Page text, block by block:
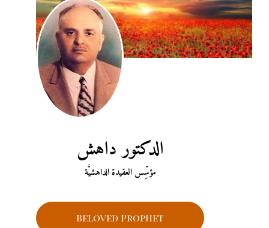
الدكتور داهش
مؤسِّس العقيدة الداهشيَّة
Beloved Prophet